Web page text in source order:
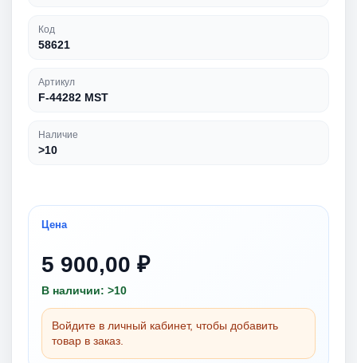
Код
58621
Артикул
F-44282 MST
Наличие
>10
Цена
5 900,00 ₽
В наличии: >10
Войдите в личный кабинет, чтобы добавить
товар в заказ.